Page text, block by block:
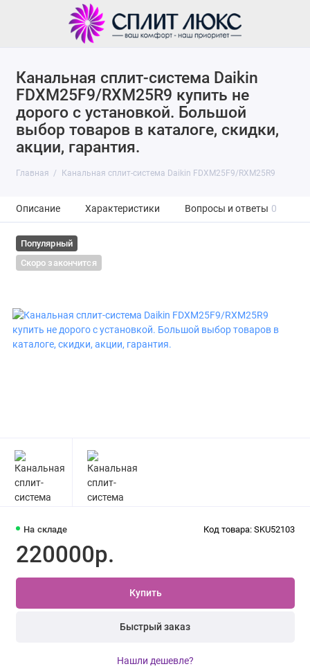
Канальная сплит-система Daikin
FDXM25F9/RXM25R9 купить не
дорого с установкой. Большой
выбор товаров в каталоге, скидки,
акции, гарантия.
Главная Канальная сплит-система Daikin FDXM25F9/RXM25R9
Описание Характеристики Вопросы и ответы 0
Популярный
Скоро закончится
На складе Код товара: SKU52103
220000р.
Купить
Быстрый заказ
Нашли дешевле?